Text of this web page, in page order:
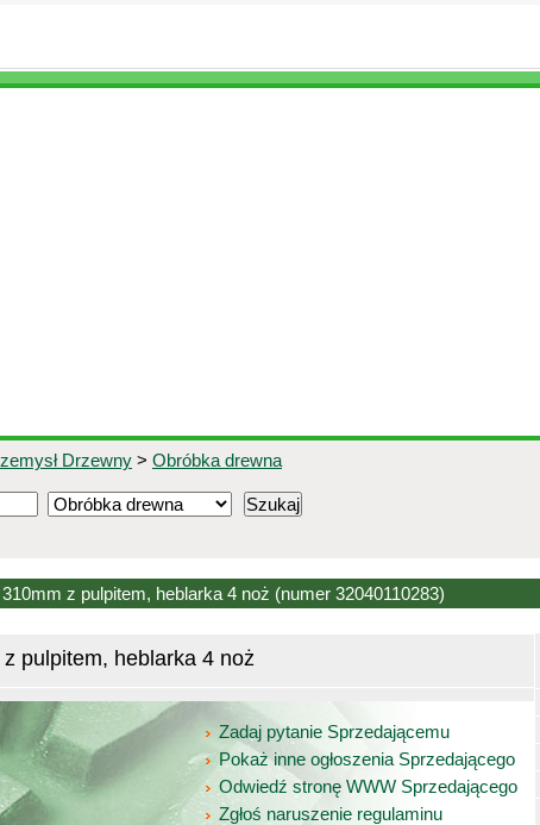
Drzewny > Obróbka drewna
z pulpitem, heblarka 4 noż (numer 32040110283)
pulpitem, heblarka 4 noż
Zadaj pytanie Sprzedającemu
Pokaż inne ogłoszenia Sprzedającego
Odwiedź stronę WWW Sprzedającego
Zgłoś naruszenie regulaminu